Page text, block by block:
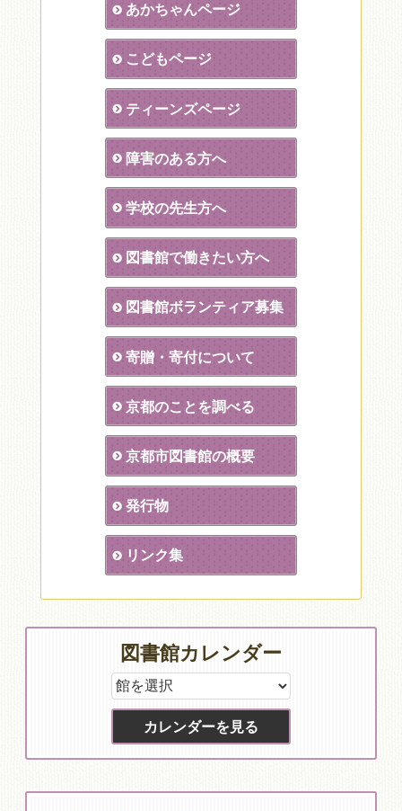
あかちゃんページ
こどもページ
ティーンズページ
障害のある方へ
学校の先生方へ
図書館で働きたい方へ
図書館ボランティア募集
寄贈・寄付について
京都のことを調べる
京都市図書館の概要
発行物
リンク集
図書館カレンダー